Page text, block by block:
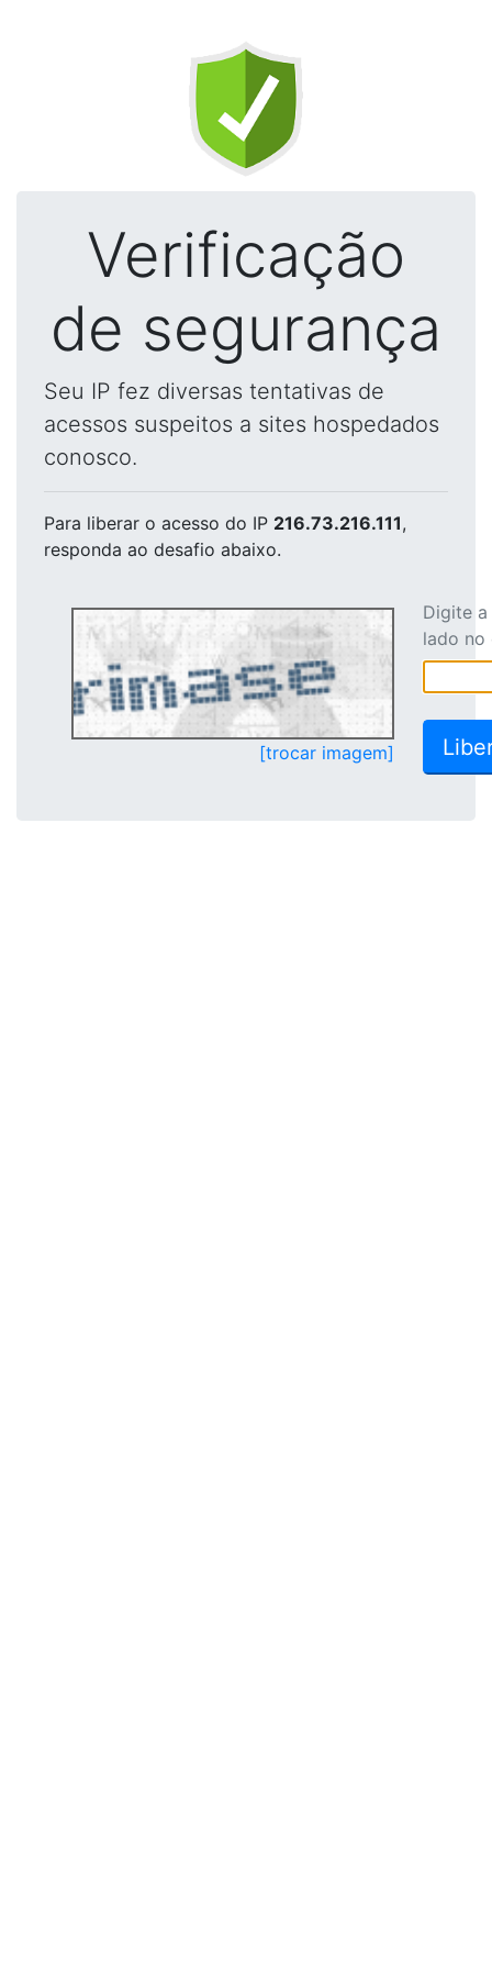
Verificação
de segurança
Seu IP fez diversas tentativas de
acessos suspeitos a sites hospedados
conosco.
Para liberar o acesso do IP 216.73.216.111,
responda ao desafio abaixo.
[trocar imagem]
Digite
lado no